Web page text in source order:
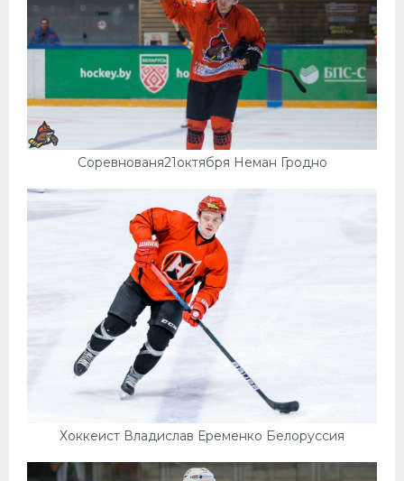
Соревнованя21октября Неман Гродно
Хоккеист Владислав Еременко Белоруссия